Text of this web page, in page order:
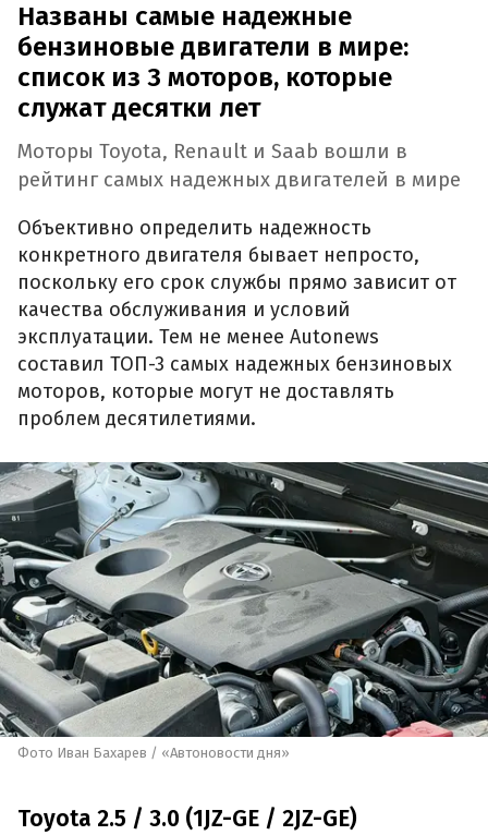
Названы самые надежные
бензиновые двигатели в мире:
список из 3 моторов, которые
служат десятки лет
Моторы Toyota, Renault и Saab вошли в
рейтинг самых надежных двигателей в мире
Объективно определить надежность
конкретного двигателя бывает непросто,
поскольку его срок службы прямо зависит от
качества обслуживания и условий
эксплуатации. Тем не менее Autonews
составил ТОП-3 самых надежных бензиновых
моторов, которые могут не доставлять
проблем десятилетиями.
Фото Иван Бахарев / «Автоновости дня»
Toyota 2.5 / 3.0 (1JZ-GE / 2JZ-GE)